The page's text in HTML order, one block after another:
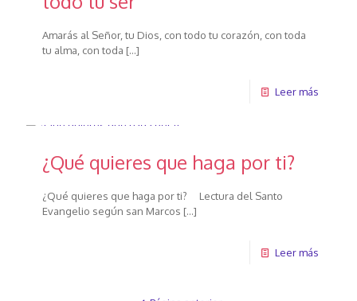
Amarás al Señor, tu Dios, con todo tu corazón, con toda
tu alma, con toda […]
Leer más
¿Qué quieres que haga por ti?
¿Qué quieres que haga por ti? Lectura del Santo
Evangelio según san Marcos […]
Leer más